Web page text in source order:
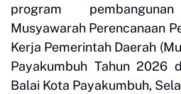
program
Musyawarah Perencanaan
Kerja Pemerintah Daerah
Payakumbuh Tahun 2026
Balai Kota Payakumbuh,